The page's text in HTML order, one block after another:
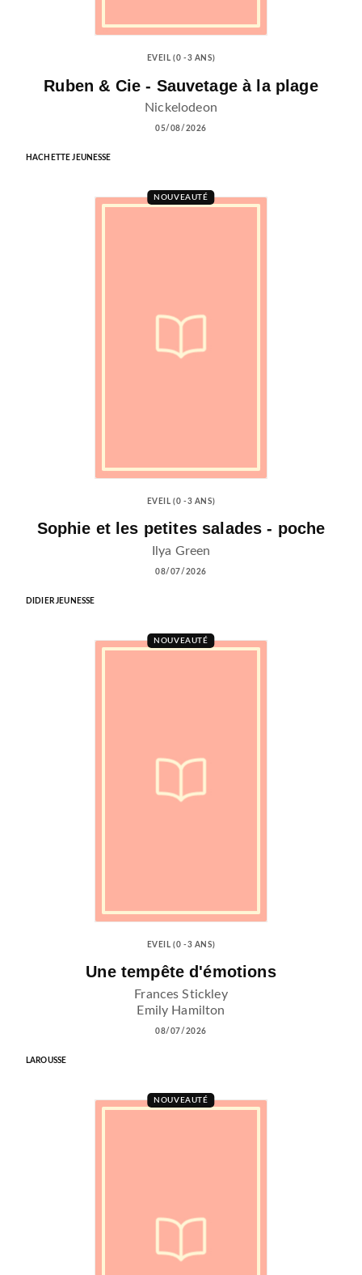
EVEIL (0 -3 ANS)
Ruben & Cie - Sauvetage à la plage
Nickelodeon
05/08/2026
HACHETTE JEUNESSE
NOUVEAUTÉ
EVEIL (0 -3 ANS)
Sophie et les petites salades - poche
Ilya Green
08/07/2026
DIDIER JEUNESSE
NOUVEAUTÉ
EVEIL (0 -3 ANS)
Une tempête d'émotions
Frances Stickley
Emily Hamilton
08/07/2026
LAROUSSE
NOUVEAUTÉ